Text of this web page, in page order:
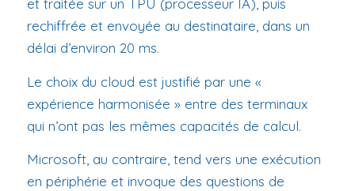
et traitée sur un TPU (processeur IA), puis
rechiffrée et envoyée au destinataire, dans un
délai d’environ 20 ms.
Le choix du cloud est justifié par une «
expérience harmonisée » entre des terminaux
qui n’ont pas les mêmes capacités de calcul.
Microsoft, au contraire, tend vers une exécution
en périphérie et invoque des questions de